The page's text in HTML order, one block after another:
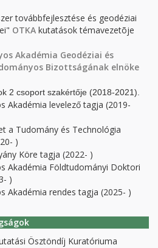
továbbfejlesztése és geodéziai
OTKA kutatások témavezetõje
Akadémia Geodéziai és
Bizottságának elnöke
2 csoport szakértője (2018-2021).
Akadémia levelező tagja (2019-
a Tudomány és Technológia
)
Köre tagja (2022- )
Akadémia Földtudományi Doktori
)
Akadémia rendes tagja (2025- )
Ösztöndíj Kuratóriuma